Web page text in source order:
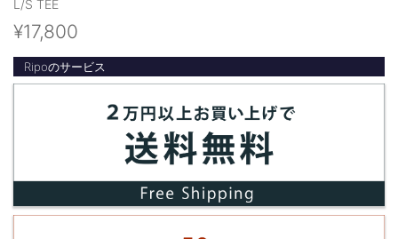
L/S TEE
¥17,800
Ripoのサービス